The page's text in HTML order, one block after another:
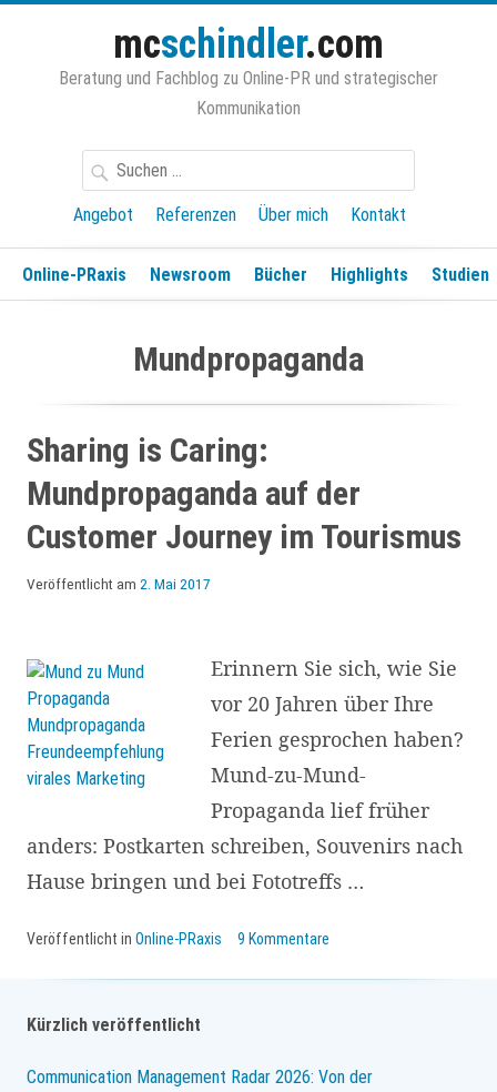
mcschindler.com
Beratung und Fachblog zu Online-PR und strategischer
Kommunikation
Suchen
nach:
Angebot
Referenzen Über mich Kontakt
Online-PRaxis Newsroom Bücher Highlights Studien
Mundpropaganda
Sharing is Caring:
Mundpropaganda auf der
Customer Journey im Tourismus
Veröffentlicht am 2. Mai 2017
Erinnern Sie sich, wie Sie
vor 20 Jahren über Ihre
Ferien gesprochen haben?
Mund-zu-Mund-
Propaganda lief früher
anders: Postkarten schreiben, Souvenirs nach
Hause bringen und bei Fototreffs …
Veröffentlicht in Online-PRaxis 9 Kommentare
Kürzlich veröffentlicht
Communication Management Radar 2026: Von der